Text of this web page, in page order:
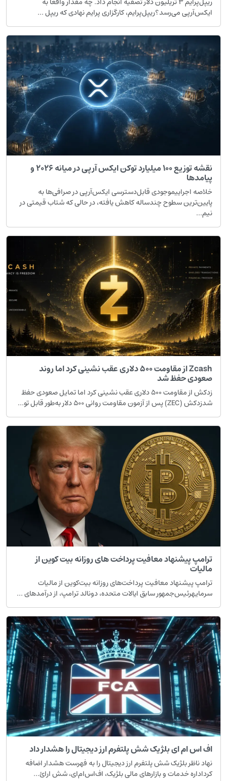
ایکس‌آرپی می‌رسد؟ریپل‌پرایم، کارگزاری پرایم نهادی که ریپل ...
نقشه توزیع ۱۰۰ میلیارد توکن ایکس آرپی در میانه ۲۰۲۶ و
پیامدها
خلاصه اجراییموجودی قابل‌دسترسی ایکس‌آرپی در صرافی‌ها به
پایین‌ترین سطوح چندساله کاهش یافته، در حالی که شتاب قیمتی در
نیم...
Zcash از مقاومت ۵۰۰ دلاری عقب نشینی کرد اما روند
صعودی حفظ شد
زدکش از مقاومت ۵۰۰ دلاری عقب نشینی کرد اما تمایل صعودی حفظ
شدزدکش (ZEC) پس از آزمون مقاومت روانی ۵۰۰ دلار به‌طور قابل تو...
ترامپ پیشنهاد معافیت پرداخت های روزانه بیت کوین از
مالیات
ترامپ پیشنهاد معافیت پرداخت‌های روزانه بیت‌کوین از مالیات
سرمایهرئیس‌جمهور سابق ایالات متحده، دونالد ترامپ، از درآمدهای ...
اف اس ام ای بلژیک شش پلتفرم ارز دیجیتال را هشدار داد
نهاد ناظر بلژیک شش پلتفرم ارز دیجیتال را به فهرست هشدار اضافه
کرداداره خدمات و بازارهای مالی بلژیک، اف‌اس‌ام‌ای، شش ارائ...